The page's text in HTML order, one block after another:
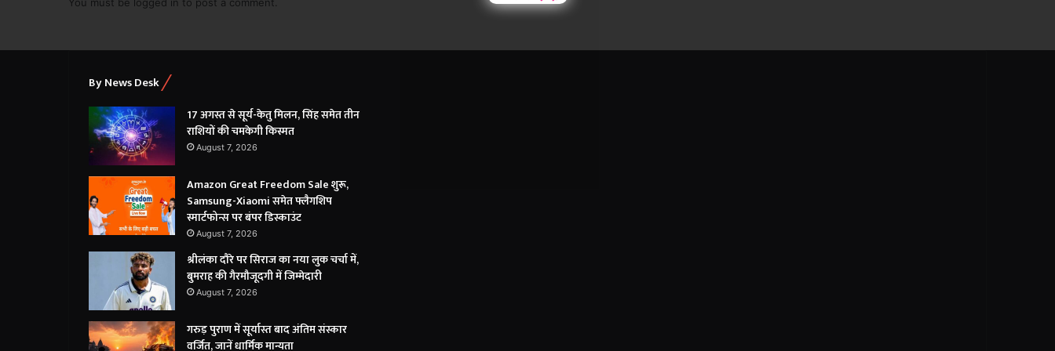
By News Desk
17 अगस्त से सूर्य-केतु मिलन, सिंह समेत तीन
राशियों की चमकेगी किस्मत
August 7, 2026
Amazon Great Freedom Sale शुरू,
Samsung-Xiaomi समेत फ्लैगशिप
स्मार्टफोन्स पर बंपर डिस्काउंट
August 7, 2026
श्रीलंका दौरे पर सिराज का नया लुक चर्चा में,
बुमराह की गैरमौजूदगी में जिम्मेदारी
August 7, 2026
गरुड़ पुराण में सूर्यास्त बाद अंतिम संस्कार
वर्जित, जानें धार्मिक मान्यता